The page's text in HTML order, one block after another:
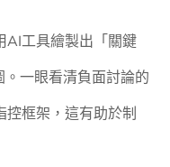
AI工具繪製出「關鍵
一眼看清負面討論的
框架，這有助於制